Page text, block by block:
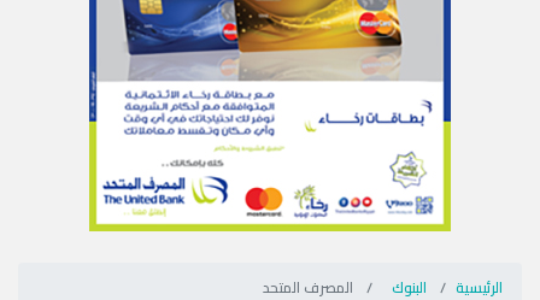
الرئيسية البنوك المصرف المتحد